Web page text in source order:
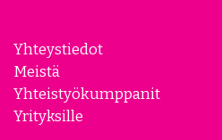
Yhteystiedot
Meistä
Yhteistyökumppanit
Yrityksille